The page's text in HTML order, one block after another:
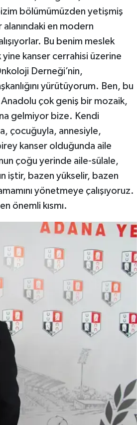
bölümümüzden yetişmiş
alanındaki en modern
Bu benim meslek
yine kanser cerrahisi üzerine
Derneği’nin,
yürütüyorum. Ben, bu
çok geniş bir mozaik,
gelmiyor bize. Kendi
çocuğuyla, annesiyle,
kanser olduğunda aile
çoğu yerinde aile-sülale,
iştir, bazen yükselir, bazen
yönetmeye çalışıyoruz.
önemli kısmı.